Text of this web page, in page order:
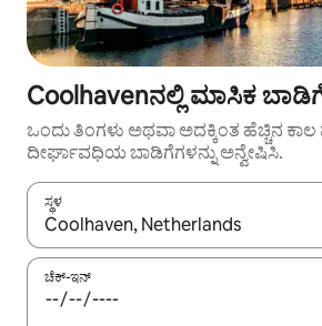
Coolhavenನಲ್ಲಿ ಮಾಸಿಕ
ಒಂದು ತಿಂಗಳು ಅಥವಾ ಅದಕ್ಕಿಂತ ಹೆಚ್ಚಿನ
ದೀರ್ಘಾವಧಿಯ ಬಾಡಿಗೆಗಳನ್ನು ಅನ್ವೇಷಿಸಿ.
ಸ್ಥಳ
ಫಲಿತಾಂಶಗಳು ಲಭ್ಯವಿರುವಾಗ, ಅಪ್ ಮತ್ತು ಡೌನ್
ಚೆಕ್-ಇನ್